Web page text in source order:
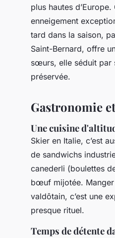
plus hautes
enneigement
tard dans la saison,
Saint-Bernard, offre
sœurs, elle séduit par
préservée.
Gastronomie
Une cuisine
Skier en Italie, c’est
de sandwichs
canederli (boulettes
bœuf mijotée.
valdôtain, c’est une
presque rituel.
Temps de détente